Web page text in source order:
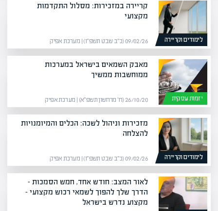
לימודים וקריירה
קריירה במזכירות: מסלול התקדמות
מקצועי
09/02/26 (כ״ב שבט תשפ״ו) | מערכת אפיק
יזמות עסקית
מאבק השמאים בישראל במערכות
ממוחשבות ממשיך
26/10/20 (ח׳ מרחשון תשפ״א) | מערכת אפיק
לימודים וקריירה
מזכירות וניהול לשכה: הכלים והמיומנויות
להצלחה
09/02/26 (כ״ב שבט תשפ״ו) | מערכת אפיק
לאור המצב: חודש אחד, חמש הסמכות –
הדרך שלך להפוך לשמאי רכוש מקצועי –
מקצוע נדרש בישראל